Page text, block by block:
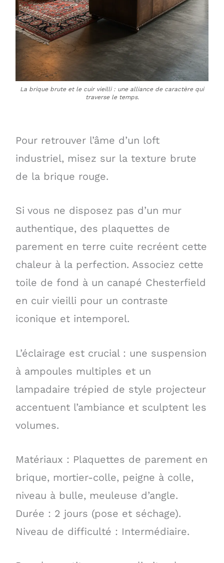
La brique brute et le cuir vieilli : une alliance de caractère qui
traverse le temps.
Pour retrouver l’âme d’un loft
industriel, misez sur la texture brute
de la brique rouge.
Si vous ne disposez pas d’un mur
authentique, des plaquettes de
parement en terre cuite recréent cette
chaleur à la perfection. Associez cette
toile de fond à un canapé Chesterfield
en cuir vieilli pour un contraste
iconique et intemporel.
L’éclairage est crucial : une suspension
à ampoules multiples et un
lampadaire trépied de style projecteur
accentuent l’ambiance et sculptent les
volumes.
Matériaux : Plaquettes de parement en
brique, mortier-colle, peigne à colle,
niveau à bulle, meuleuse d’angle.
Durée : 2 jours (pose et séchage).
Niveau de difficulté : Intermédiaire.